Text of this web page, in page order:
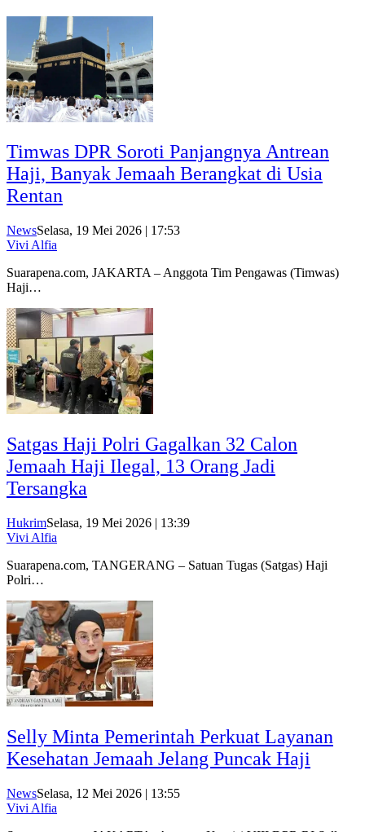
Timwas DPR Soroti Panjangnya Antrean
Haji, Banyak Jemaah Berangkat di Usia
Rentan
NewsSelasa, 19 Mei 2026 | 17:53
Vivi Alfia
Suarapena.com, JAKARTA – Anggota Tim Pengawas (Timwas)
Haji…
Satgas Haji Polri Gagalkan 32 Calon
Jemaah Haji Ilegal, 13 Orang Jadi
Tersangka
HukrimSelasa, 19 Mei 2026 | 13:39
Vivi Alfia
Suarapena.com, TANGERANG – Satuan Tugas (Satgas) Haji
Polri…
Selly Minta Pemerintah Perkuat Layanan
Kesehatan Jemaah Jelang Puncak Haji
NewsSelasa, 12 Mei 2026 | 13:55
Vivi Alfia